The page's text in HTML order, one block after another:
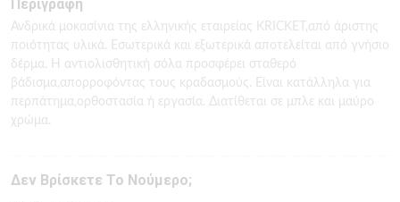
Περιγραφή
Ανδρικά μοκασίνια της ελληνικής εταιρείας KRICKET,από άριστης
ποιότητας υλικά. Εσωτερικά και εξωτερικά αποτελείται από γνήσιο
δέρμα. Η αντιολισθητική σόλα προσφέρει σταθερό
βάδισμα,απορροφόντας τους κραδασμούς. Είναι κατάλληλα για
περπάτημα,ορθοστασία ή εργασία. Διατίθεται σε μπλε και μαύρο
χρώμα.
Δεν Βρίσκετε Το Νούμερο;